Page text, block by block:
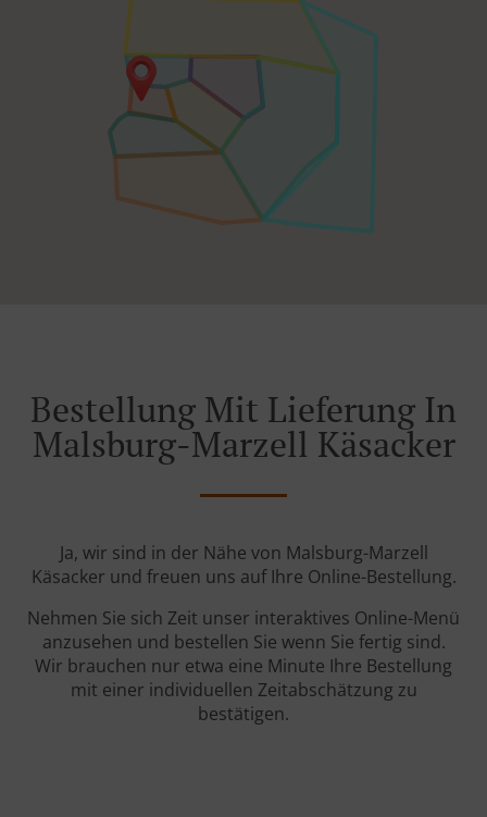
Bestellung Mit Lieferung In
Malsburg-Marzell Käsacker
Ja, wir sind in der Nähe von Malsburg-Marzell
Käsacker und freuen uns auf Ihre Online-Bestellung.
Nehmen Sie sich Zeit unser interaktives Online-Menü
anzusehen und bestellen Sie wenn Sie fertig sind.
Wir brauchen nur etwa eine Minute Ihre Bestellung
mit einer individuellen Zeitabschätzung zu
bestätigen.